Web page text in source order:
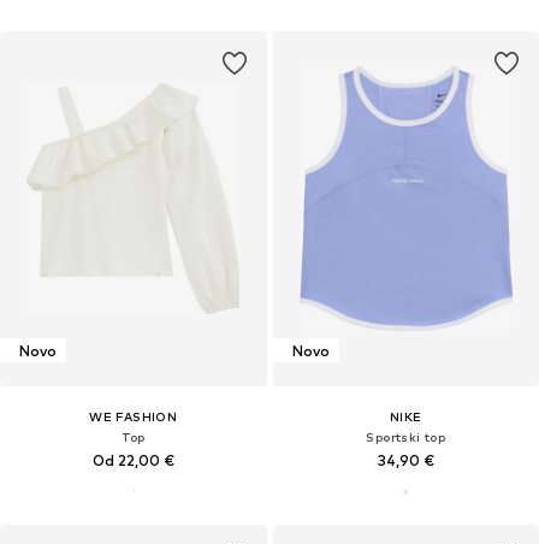
Novo
WE FASHION
Top
Od 22,00 €
Novo
NIKE
Sportski top
34,90 €